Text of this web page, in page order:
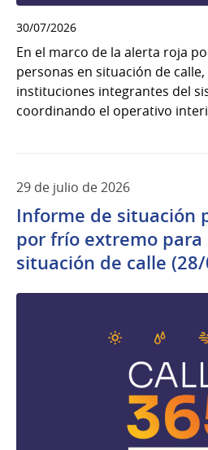
30/07/2026
En el marco de la alerta roja
personas en situación de calle,
instituciones integrantes del
coordinando el operativo
29 de julio de 2026
Informe de situación
por frío extremo para
situación de calle